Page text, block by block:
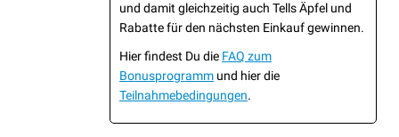
und damit gleichzeitig auch Tells Äpfel und
Rabatte für den nächsten Einkauf gewinnen.
Hier findest Du die FAQ zum
Bonusprogramm und hier die
Teilnahmebedingungen.